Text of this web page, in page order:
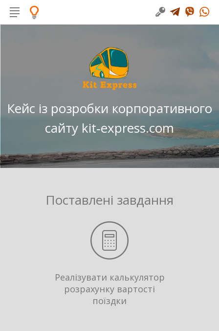
Кейс із розробки корпоративного
сайту kit‑express.com
Поставлені завдання
Реалізувати калькулятор
розрахунку вартості
поїздки